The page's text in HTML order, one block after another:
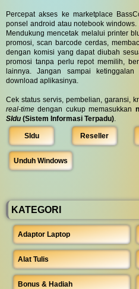
Percepat akses ke marketplace
ponsel android atau notebook
Mendukung mencetak melalui printer
promosi, scan barcode cerdas,
dengan komisi yang dapat diubah
promosi tanpa perlu repot memilih,
lainnya. Jangan sampai
download aplikasinya.
Cek status servis, pembelian, garansi,
real-time dengan cukup memasukkan
SIdu (Sistem Informasi Terpadu)
SIdu Reseller
Unduh Windows
KATEGORI
Adaptor Laptop
Alat Tulis
Bonus & Hadiah